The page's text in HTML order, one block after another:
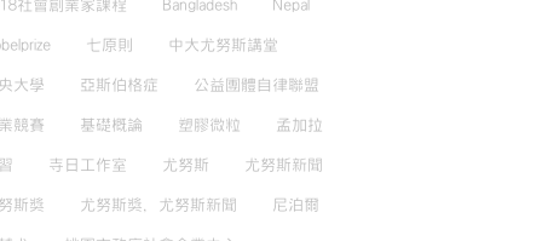
社會創業家課程 Bangladesh Nepal
七原則 中大尤努斯講堂
大學 亞斯伯格症 公益團體自律聯盟
競賽 基礎概論 塑膠微粒 孟加拉
寺日工作室 尤努斯 尤努斯新聞
斯獎 尤努斯獎，尤努斯新聞 尼泊爾